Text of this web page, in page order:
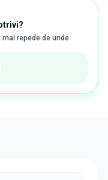
mai repede de unde